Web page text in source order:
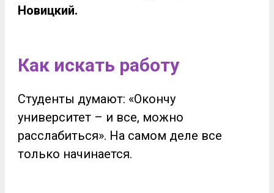
Новицкий.
Как искать работу
Студенты думают: «Окончу
университет – и все, можно
расслабиться». На самом деле все
только начинается.